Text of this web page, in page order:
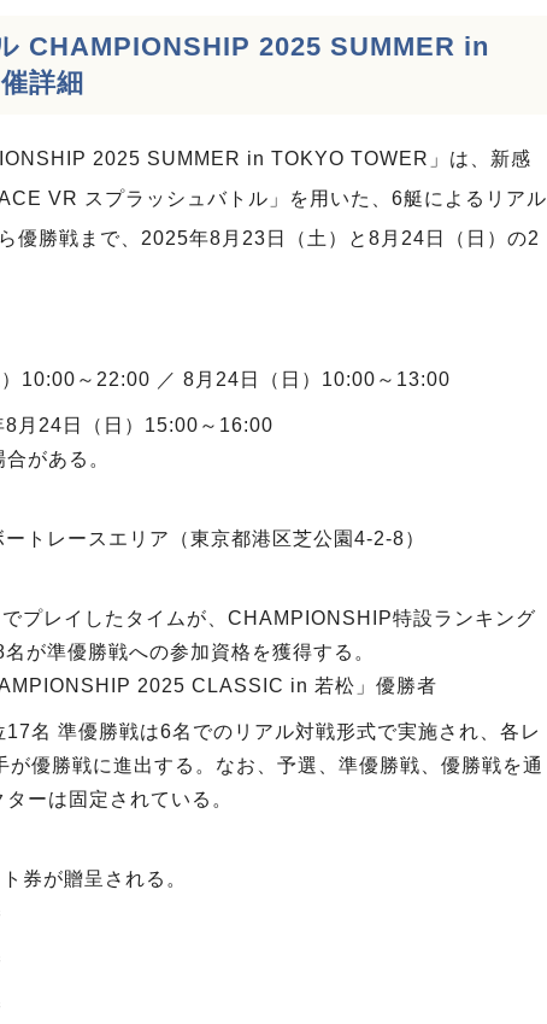
CHAMPIONSHIP 2025 SUMMER in
詳細
2025 SUMMER in TOKYO TOWER」は、新感
VR スプラッシュバトル」を用いた、6艇によるリアル
優勝戦まで、2025年8月23日（土）と8月24日（日）の2
10:00～22:00 ／ 8月24日（日）10:00～13:00
月24日（日）15:00～16:00
がある。
トレースエリア（東京都港区芝公園4-2-8）
プレイしたタイムが、CHAMPIONSHIP特設ランキング
が準優勝戦への参加資格を獲得する。
2025 CLASSIC in 若松」優勝者
名 準優勝戦は6名でのリアル対戦形式で実施され、各レ
が優勝戦に進出する。なお、予選、準優勝戦、優勝戦を通
ーは固定されている。
券が贈呈される。